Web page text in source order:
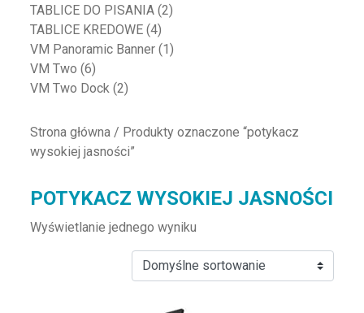
TABLICE DO PISANIA (2)
TABLICE KREDOWE (4)
VM Panoramic Banner (1)
VM Two (6)
VM Two Dock (2)
Strona główna / Produkty oznaczone “potykacz
wysokiej jasności”
POTYKACZ WYSOKIEJ JASNOŚCI
Wyświetlanie jednego wyniku